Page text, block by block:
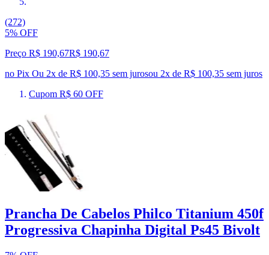
(272)
5% OFF
Preço R$ 190,67R$ 190,67
no Pix Ou 2x de R$ 100,35 sem jurosou 2x de R$ 100,35 sem juros
Cupom R$ 60 OFF
Prancha De Cabelos Philco Titanium 450f
Progressiva Chapinha Digital Ps45 Bivolt